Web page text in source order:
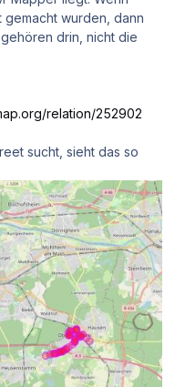
wurden, dann
drin, nicht die
relation/252902
sucht, sieht das so